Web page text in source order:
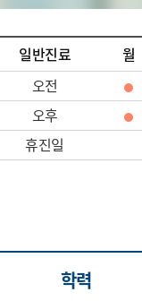
일반진료 월
오전
오후
휴진일
학력